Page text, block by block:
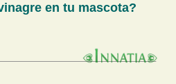
en tu mascota?